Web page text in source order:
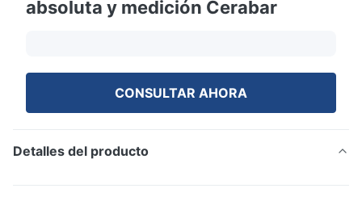
absoluta y medición Cerabar
CONSULTAR AHORA
Detalles del producto